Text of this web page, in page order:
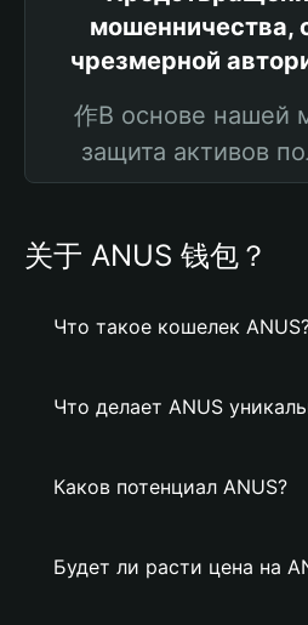
мошенничества,
чрезмерной
作В основе нашей
защита активов
关于 ANUS 钱包？
Что такое кошелек
Что делает ANUS
Каков потенциал ANUS?
Будет ли расти цена на